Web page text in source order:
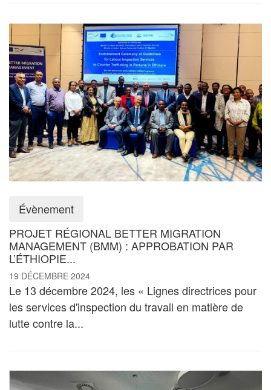
Évènement
PROJET RÉGIONAL BETTER MIGRATION
MANAGEMENT (BMM) : APPROBATION PAR
L’ÉTHIOPIE...
19 DÉCEMBRE 2024
Le 13 décembre 2024, les « Lignes directrices pour
les services d'inspection du travail en matière de
lutte contre la...